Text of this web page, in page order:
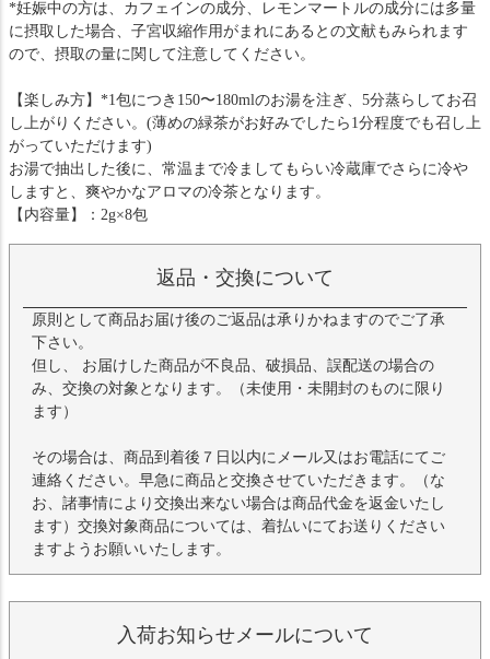
*妊娠中の方は、カフェインの成分、レモンマートルの成分には多量
に摂取した場合、子宮収縮作用がまれにあるとの文献もみられます
ので、摂取の量に関して注意してください。
【楽しみ方】*1包につき150〜180mlのお湯を注ぎ、5分蒸らしてお召
し上がりください。(薄めの緑茶がお好みでしたら1分程度でも召し上
がっていただけます)
お湯で抽出した後に、常温まで冷ましてもらい冷蔵庫でさらに冷や
しますと、爽やかなアロマの冷茶となります。
【内容量】：2g×8包
返品・交換について
原則として商品お届け後のご返品は承りかねますのでご了承
下さい。
但し、 お届けした商品が不良品、破損品、誤配送の場合の
み、交換の対象となります。（未使用・未開封のものに限り
ます）
その場合は、商品到着後７日以内にメール又はお電話にてご
連絡ください。早急に商品と交換させていただきます。（な
お、諸事情により交換出来ない場合は商品代金を返金いたし
ます）交換対象商品については、着払いにてお送りください
ますようお願いいたします。
入荷お知らせメールについて